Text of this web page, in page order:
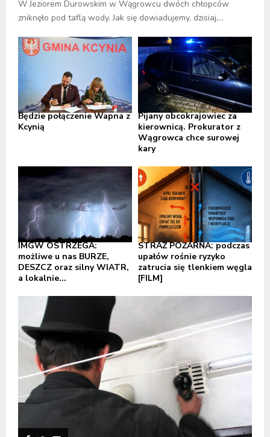
W Jeziorem Durowskim w Wągrowcu dwóch chłopców
zniknęło pod taflą wody. Jak się dowiadujemy, dzisiaj,...
Będzie połączenie Wapna z
Kcynią
Pijany obcokrajowiec za
kierownicą. Prokurator z
Wągrowca chce surowej
kary
IMGW OSTRZEGA:
możliwe u nas BURZE,
DESZCZ oraz silny WIATR,
a lokalnie...
STRAŻ POŻARNA: podczas
upałów rośnie ryzyko
zatrucia się tlenkiem węgla
[FILM]